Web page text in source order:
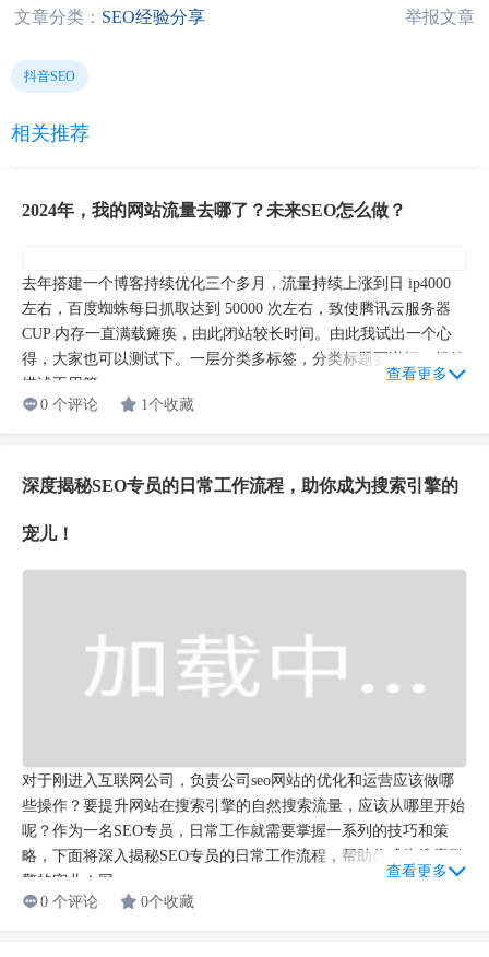
文章分类： SEO经验分享 举报文章
抖音SEO
相关推荐
2024年，我的网站流量去哪了？未来SEO怎么做？
去年搭建一个博客持续优化三个多月，流量持续上涨到日 ip4000
左右，百度蜘蛛每日抓取达到 50000 次左右，致使腾讯云服务器
CUP 内存一直满载瘫痪，由此闭站较长时间。由此我试出一个心
得，大家也可以测试下。一层分类多标签，分类标题要详细，标签
描述不用管...
查看更多
0 个评论
1个收藏
深度揭秘SEO专员的日常工作流程，助你成为搜索引擎的
宠儿！
对于刚进入互联网公司，负责公司seo网站的优化和运营应该做哪
些操作？要提升网站在搜索引擎的自然搜索流量，应该从哪里开始
呢？作为一名SEO专员，日常工作就需要掌握一系列的技巧和策
略，下面将深入揭秘SEO专员的日常工作流程，帮助你成为搜索引
擎的宠儿！网...
查看更多
0 个评论
0个收藏